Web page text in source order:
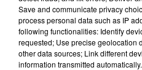
présente.
Save and communicate privacy
process personal data such as IP
following functionalities: Identify
requested; Use precise geolocation
other data sources; Link different
information transmitted automatically.